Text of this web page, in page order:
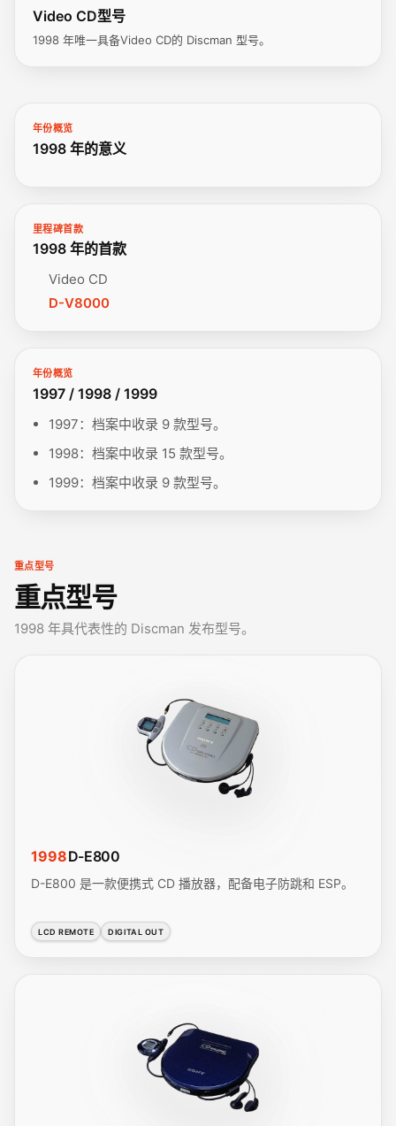
Video CD型号
1998 年唯一具备Video CD的 Discman 型号。
年份概览
1998 年的意义
里程碑首款
1998 年的首款
Video CD
D-V8000
年份概览
1997 / 1998 / 1999
1997：档案中收录 9 款型号。
1998：档案中收录 15 款型号。
1999：档案中收录 9 款型号。
重点型号
重点型号
1998 年具代表性的 Discman 发布型号。
1998D-E800
D-E800 是一款便携式 CD 播放器，配备电子防跳和 ESP。
LCD REMOTE DIGITAL OUT